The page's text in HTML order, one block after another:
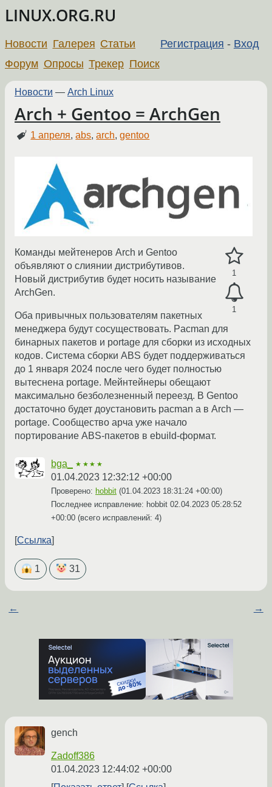
LINUX.ORG.RU
Регистрация - Вход
Новости Галерея Статьи
Форум Опросы Трекер Поиск
Новости — Arch Linux
Arch + Gentoo = ArchGen
1 апреля,abs,arch,gentoo
1
1
Команды мейтенеров Arch и Gentoo
объявляют о слиянии дистрибутивов.
Новый дистрибутив будет носить называние
ArchGen.
Оба привычных пользователям пакетных
менеджера будут сосуществовать. Pacman для
бинарных пакетов и portage для сборки из исходных
кодов. Система сборки ABS будет поддерживаться
до 1 января 2024 после чего будет полностью
вытеснена portage. Мейнтейнеры обещают
максимально безболезненный переезд. В Gentoo
достаточно будет доустановить pacman а в Arch —
portage. Сообщество арча уже начало
портирование ABS-пакетов в ebuild-формат.
bga_ ★★★★
01.04.2023 12:32:12 +00:00
Проверено: hobbit (01.04.2023 18:31:24 +00:00)
Последнее исправление: hobbit 02.04.2023 05:28:52
+00:00 (всего исправлений: 4)
Ссылка
1 31
← →
gench
Zadoff386
01.04.2023 12:44:02 +00:00